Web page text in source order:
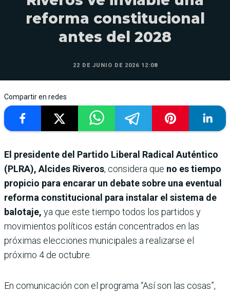
reforma constitucional
antes del 2028
22 DE JUNIO DE 2026 12:08
Compartir en redes
El presidente del Partido Liberal Radical Auténtico
(PLRA), Alcides Riveros, considera que no es tiempo
propicio para encarar un debate sobre una eventual
reforma constitucional para instalar el sistema de
balotaje, ya que este tiempo todos los partidos y
movimientos políticos están concentrados en las
próximas elecciones municipales a realizarse el
próximo 4 de octubre.
En comunicación con el programa “Así son las cosas”,